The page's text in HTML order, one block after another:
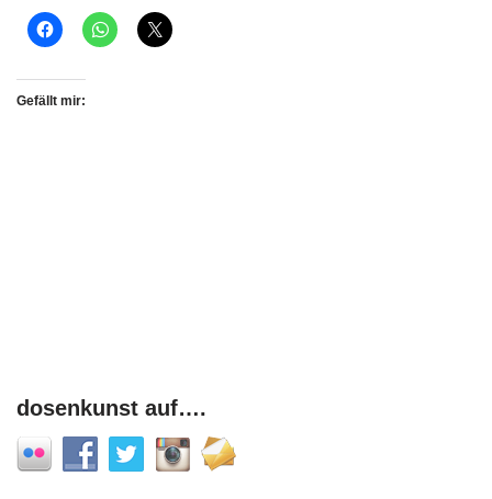
Gefällt mir:
dosenkunst auf….